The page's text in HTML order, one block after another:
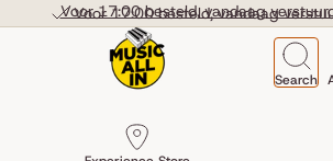
Voor 17:00 besteld, vandaag
Voor 17:00 besteld, vandaag
Search